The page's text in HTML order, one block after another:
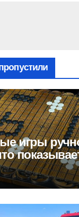
игры